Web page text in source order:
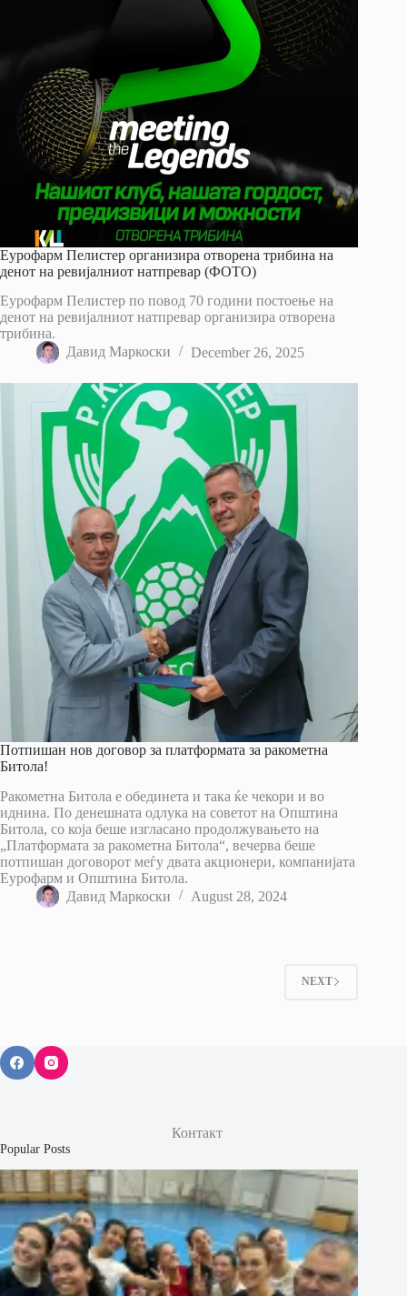
Еурофарм Пелистер организира отворена трибина на
денот на ревијалниот натпревар (ФОТО)
Еурофарм Пелистер по повод 70 години постоење на
денот на ревијалниот натпревар организира отворена
трибина.
Давид Маркоски
December 26, 2025
Потпишан нов договор за платформата за ракометна
Битола!
Ракометна Битола е обединета и така ќе чекори и во
иднина. По денешната одлука на советот на Општина
Битола, со која беше изгласано продолжувањето на
„Платформата за ракометна Битола“, вечерва беше
потпишан договорот меѓу двата акционери, компанијата
Еурофарм и Општина Битола.
Давид Маркоски
August 28, 2024
NEXT
Контакт
Popular Posts